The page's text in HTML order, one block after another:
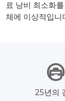
료 낭비 최소화
체에 이상적입니
25년의